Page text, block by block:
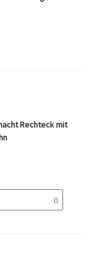
Rechteck mit